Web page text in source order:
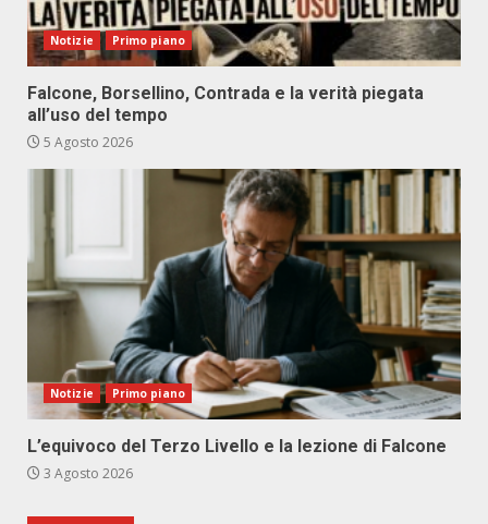
Notizie Primo piano
Falcone, Borsellino, Contrada e la verità piegata
all’uso del tempo
5 Agosto 2026
Notizie Primo piano
L’equivoco del Terzo Livello e la lezione di Falcone
3 Agosto 2026